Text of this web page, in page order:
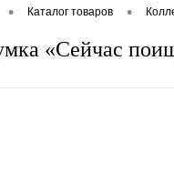
• Каталог товаров •
«Сейчас